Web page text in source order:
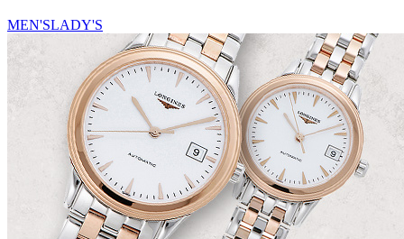
MEN'SLADY'S